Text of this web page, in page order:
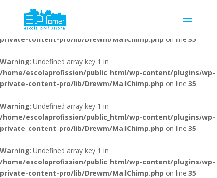
Warning: Undefined array key 1 in
/home/escolaprofission/public_html/wp-content/plugins/wp-
private-content-pro/lib/Drewm/MailChimp.phpon line35
Warning: Undefined array key 1 in
/home/escolaprofission/public_html/wp-content/plugins/wp-
private-content-pro/lib/Drewm/MailChimp.php on line 35
Warning: Undefined array key 1 in
/home/escolaprofission/public_html/wp-content/plugins/wp-
private-content-pro/lib/Drewm/MailChimp.php on line 35
Warning: Undefined array key 1 in
/home/escolaprofission/public_html/wp-content/plugins/wp-
private-content-pro/lib/Drewm/MailChimp.php on line 35